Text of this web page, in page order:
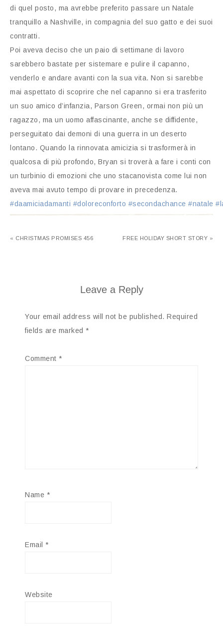
di quel posto, ma avrebbe preferito passare un Natale
tranquillo a Nashville, in compagnia del suo gatto e dei suoi
contratti.
Poi aveva deciso che un paio di settimane di lavoro
sarebbero bastate per sistemare e pulire il capanno,
venderlo e andare avanti con la sua vita. Non si sarebbe
mai aspettato di scoprire che nel capanno si era trasferito
un suo amico d’infanzia, Parson Green, ormai non più un
ragazzo, ma un uomo affascinante, anche se diffidente,
perseguitato dai demoni di una guerra in un deserto
lontano. Quando la rinnovata amicizia si trasformerà in
qualcosa di più profondo, Bryan si troverà a fare i conti con
un turbinio di emozioni che uno stacanovista come lui non
aveva mai avuto tempo di provare in precedenza.
#daamiciadamanti #doloreconforto #secondachance #natale
« CHRISTMAS PROMISES 456 FREE HOLIDAY SHORT STORY »
Leave a Reply
Your email address will not be published. Required
fields are marked *
Comment *
Name *
Email *
Website